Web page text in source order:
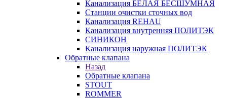
Канализация БЕЛАЯ БЕСШУМНАЯ
Станции очистки сточных вод
Канализация REHAU
Канализация внутренняя ПОЛИТЭК
СИНИКОН
Канализация наружная ПОЛИТЭК
Обратные клапана
Назад
Обратные клапана
STOUT
ROMMER